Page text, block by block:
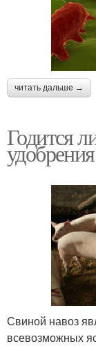
читать дальше →
Годится
Свиной навоз
всевозможных